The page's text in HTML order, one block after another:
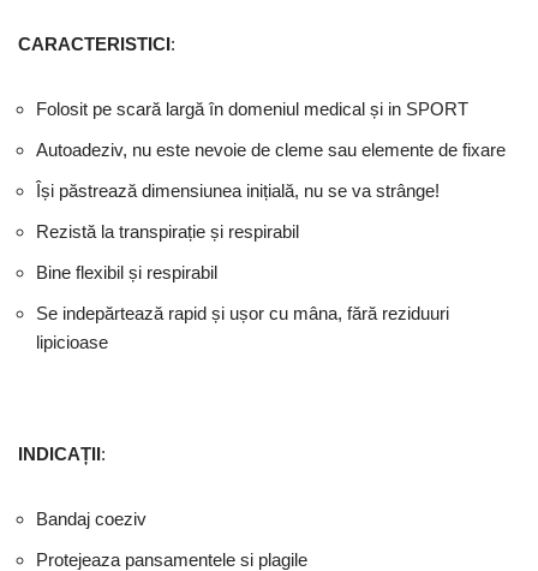
CARACTERISTICI:
Folosit pe scară largă în domeniul medical și in SPORT
Autoadeziv, nu este nevoie de cleme sau elemente de fixare
Își păstrează dimensiunea inițială, nu se va strânge!
Rezistă la transpirație și respirabil
Bine flexibil și respirabil
Se indepărtează rapid și ușor cu mâna, fără reziduuri
lipicioase
INDICAȚII:
Bandaj coeziv
Protejeaza pansamentele si plagile